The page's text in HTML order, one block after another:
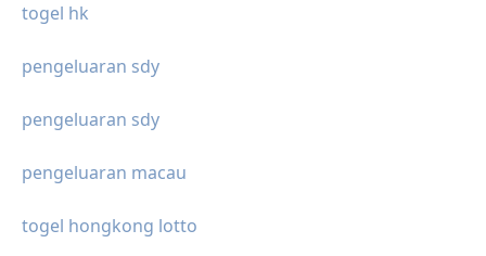
togel hk
pengeluaran sdy
pengeluaran sdy
pengeluaran macau
togel hongkong lotto